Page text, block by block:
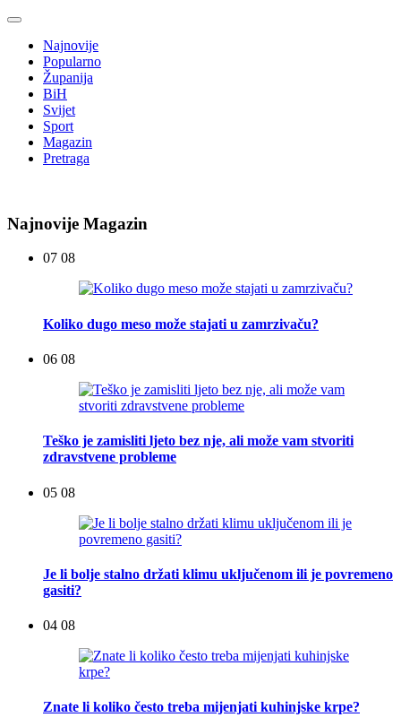
Najnovije
Popularno
Županija
BiH
Svijet
Sport
Magazin
Pretraga
Najnovije Magazin
07 08
Koliko dugo meso može stajati u zamrzivaču?
06 08
Teško je zamisliti ljeto bez nje, ali može vam stvoriti
zdravstvene probleme
05 08
Je li bolje stalno držati klimu uključenom ili je povremeno
gasiti?
04 08
Znate li koliko često treba mijenjati kuhinjske krpe?